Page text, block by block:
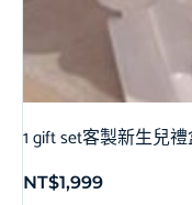
1 gift set客製新生兒
NT$1,999